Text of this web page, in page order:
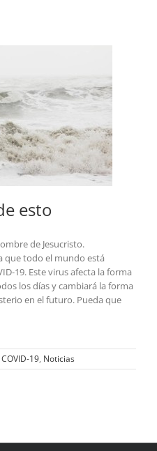
esto
de Jesucristo.
que todo el mundo está
19. Este virus afecta la forma
los días y cambiará la forma
en el futuro. Pueda que
COVID-19, Noticias